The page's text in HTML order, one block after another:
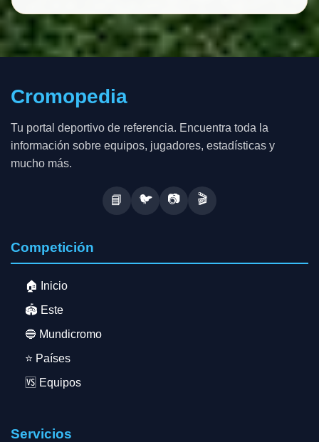
Cromopedia
Tu portal deportivo de referencia. Encuentra toda la
información sobre equipos, jugadores, estadísticas y
mucho más.
📘 🐦 📷 🎬
Competición
🏠 Inicio
🏟️ Este
🔵 Mundicromo
⭐ Países
🆚 Equipos
Servicios